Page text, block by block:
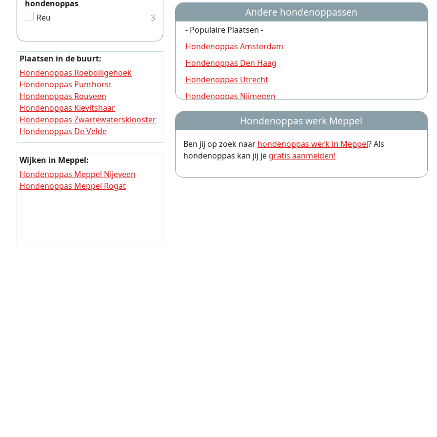
Andere hondenoppassen
- Populaire Plaatsen -
Hondenoppas Amsterdam
Hondenoppas Den Haag
Hondenoppas Utrecht
Hondenoppas Nijmegen
Hondenoppas Rotterdam
Hondenoppas Groningen
Hondenoppas Almere
Hondenoppas Amersfoort
Hondenoppas Arnhem
Hondenoppas werk Meppel
Ben jij op zoek naar hondenoppas werk in Meppel? Als
hondenoppas kan jij je gratis aanmelden!
hondenoppas
Reu
3
Plaatsen in de buurt:
Hondenoppas Roebolligehoek
Hondenoppas Punthorst
Hondenoppas Rouveen
Hondenoppas Kievitshaar
Hondenoppas Zwartewatersklooster
Hondenoppas De Velde
Hondenoppas Cellemuiden
Hondenoppas Zwartsluis
Hondenoppas Staphorst
Hondenoppas Baarlo
(Zwartewaterland)
Wijken in Meppel:
Hondenoppas Meppel Nijeveen
Hondenoppas Meppel Rogat